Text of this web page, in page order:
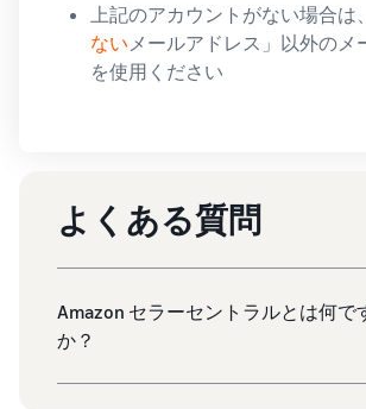
上記のアカウントがない場合は
ない メールアドレス」以外のメ
を使用ください
よくある質問
Amazon セラーセントラルとは何で
か？